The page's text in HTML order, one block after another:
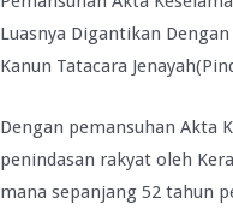
Luasnya Digantikan
Kanun Tatacara
Dengan pemansuhan Akta
penindasan rakyat oleh
mana sepanjang 52 tahun